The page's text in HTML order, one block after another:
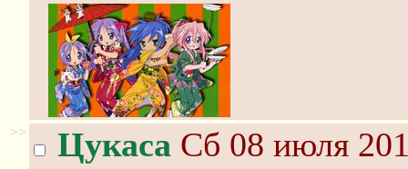
>> Цукаса Сб 08 июля